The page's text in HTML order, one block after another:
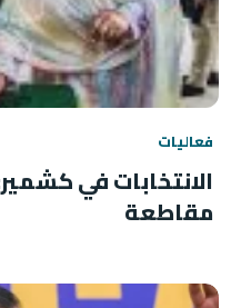
فعاليات
الانتخابات في
مقاطعة